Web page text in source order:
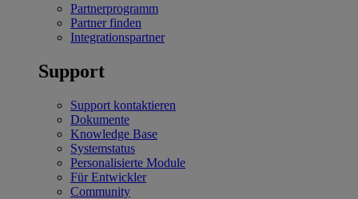
Partnerprogramm
Partner finden
Integrationspartner
Support
Support kontaktieren
Dokumente
Knowledge Base
Systemstatus
Personalisierte Module
Für Entwickler
Community